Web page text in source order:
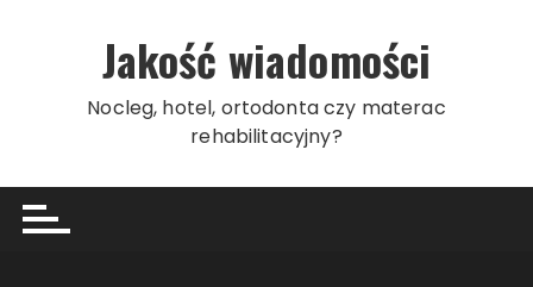
Jakość wiadomości
Nocleg, hotel, ortodonta czy materac
rehabilitacyjny?